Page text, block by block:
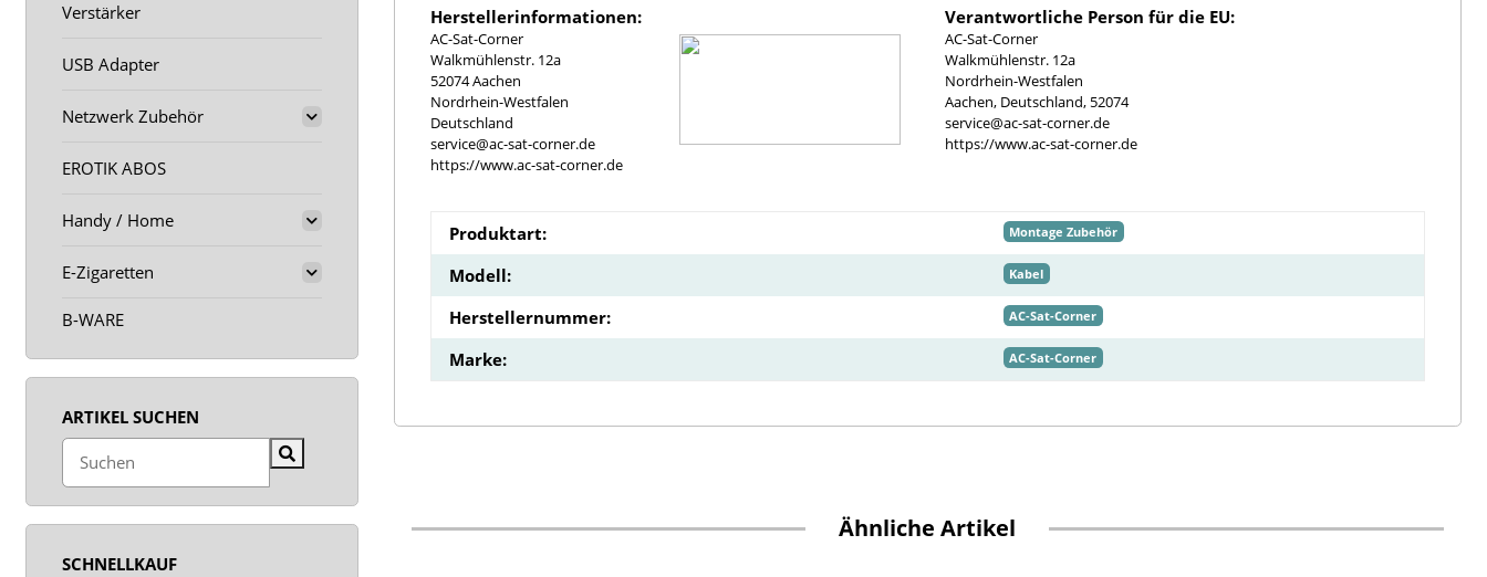
Herstellerinformationen:
AC-Sat-Corner
Walkmühlenstr. 12a
52074 Aachen
Nordrhein-Westfalen
Deutschland
service@ac-sat-corner.de
https://www.ac-sat-corner.de
Verantwortliche Person für die EU:
AC-Sat-Corner
Walkmühlenstr. 12a
Nordrhein-Westfalen
Aachen, Deutschland, 52074
service@ac-sat-corner.de
https://www.ac-sat-corner.de
Produktart: Montage Zubehör
Modell: Kabel
Herstellernummer: AC-Sat-Corner
Marke: AC-Sat-Corner
Ähnliche Artikel
Verstärker
USB Adapter
Netzwerk Zubehör
EROTIK ABOS
Handy / Home
E-Zigaretten
B-WARE
ARTIKEL SUCHEN
SCHNELLKAUF